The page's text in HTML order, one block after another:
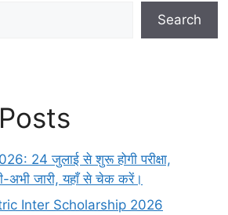
Search
24 जुलाई से शुरू होगी परीक्षा,
अभी जारी, यहाँ से चेक करें।
Inter Scholarship 2026